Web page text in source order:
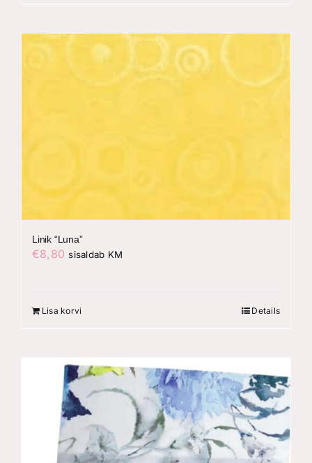
Linik “Luna”
€8,80 sisaldab KM
Lisa korvi Details